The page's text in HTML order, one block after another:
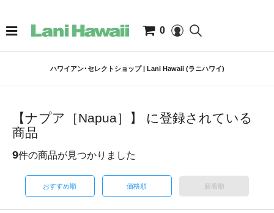
0
ハワイアン･セレクトショップ | Lani Hawaii (ラニハワイ)
【ナプア［Napua］】 に登録されている
商品
9件の商品が見つかりました
おすすめ順 価格順 新着順